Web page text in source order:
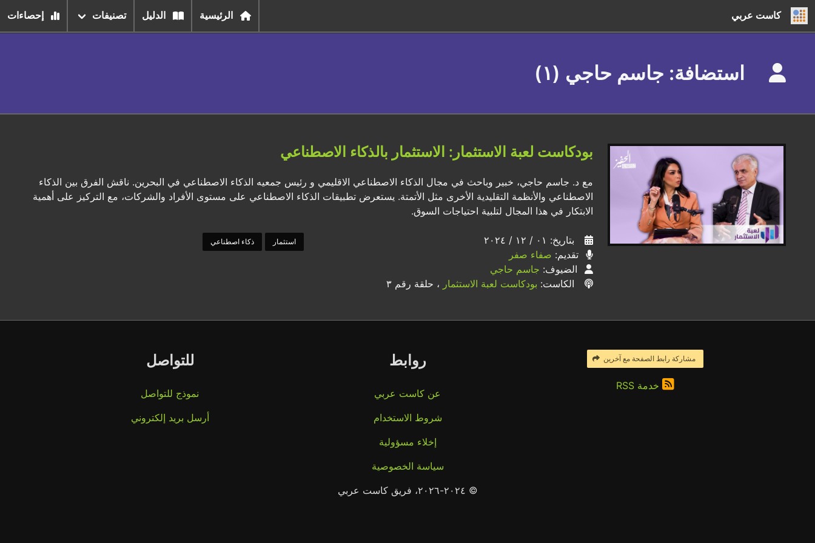
كاست عربي الرئيسية الدليل تصنيفات إحصاءات
استضافة: جاسم حاجي (١)
بودكاست لعبة الاستثمار: الاستثمار بالذكاء الاصطناعي
مع د. جاسم حاجي، خبير وباحث في مجال الذكاء الاصطناعي الاقليمي و رئيس جمعيه الذكاء الاصطناعي في البحرين. ناقش الفرق بين الذكاء
الاصطناعي والأنظمة التقليدية الأخرى مثل الأتمتة. يستعرض تطبيقات الذكاء الاصطناعي على مستوى الأفراد والشركات، مع التركيز على أهمية
الابتكار في هذا المجال لتلبية احتياجات السوق.
بتاريخ: ٠١ / ١٢ / ٢٠٢٤
تقديم: صفاء صفر
الضيوف: جاسم حاجي
الكاست: بودكاست لعبة الاستثمار ، حلقة رقم ٣
استثمار ذكاء اصطناعي
مشاركة رابط الصفحة مع آخرين
خدمة RSS
روابط
عن كاست عربي
شروط الاستخدام
إخلاء مسؤولية
سياسة الخصوصية
للتواصل
نموذج للتواصل
أرسل بريد إلكتروني
© ٢٠٢٤-٢٠٢٦، فريق كاست عربي